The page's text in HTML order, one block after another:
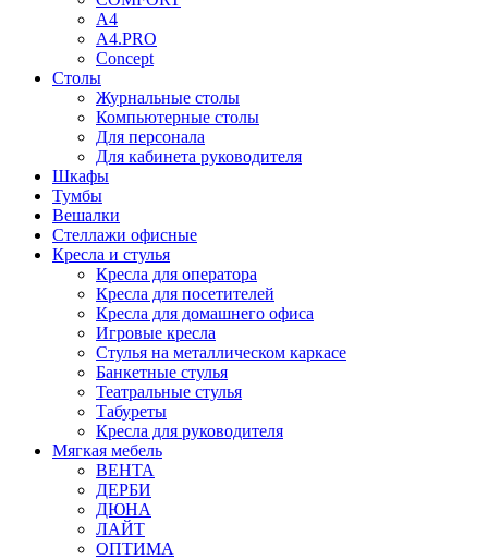
A4
A4.PRO
Concept
Столы
Журнальные столы
Компьютерные столы
Для персонала
Для кабинета руководителя
Шкафы
Тумбы
Вешалки
Стеллажи офисные
Кресла и стулья
Кресла для оператора
Кресла для посетителей
Кресла для домашнего офиса
Игровые кресла
Стулья на металлическом каркасе
Банкетные стулья
Театральные стулья
Табуреты
Кресла для руководителя
Мягкая мебель
ВЕНТА
ДЕРБИ
ДЮНА
ЛАЙТ
ОПТИМА